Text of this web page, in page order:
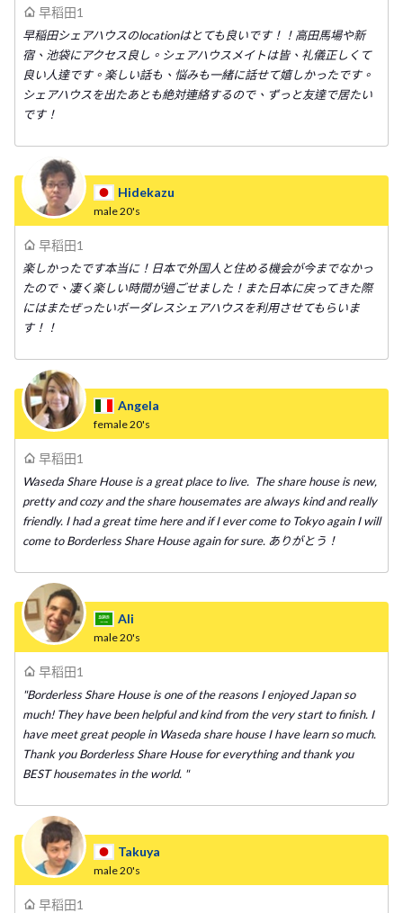
早稻田1
早稲田シェアハウスのlocationはとても良いです！！高田馬場や新
宿、池袋にアクセス良し。シェアハウスメイトは皆、礼儀正しくて
良い人達です。楽しい話も、悩みも一緒に話せて嬉しかったです。
シェアハウスを出たあとも絶対連絡するので、ずっと友達で居たい
です！
Hidekazu
male20's
早稻田1
楽しかったです本当に！日本で外国人と住める機会が今までなかっ
たので、凄く楽しい時間が過ごせました！また日本に戻ってきた際
にはまたぜったいボーダレスシェアハウスを利用させてもらいま
す！！
Angela
female20's
早稻田1
Waseda Share House is a great place to live. The share house is new,
pretty and cozy and the share housemates are always kind and really
friendly. I had a great time here and if I ever come to Tokyo again I will
come to Borderless Share House again for sure. ありがとう！
Ali
male20's
早稻田1
"Borderless Share House is one of the reasons I enjoyed Japan so
much! They have been helpful and kind from the very start to finish. I
have meet great people in Waseda share house I have learn so much.
Thank you Borderless Share House for everything and thank you
BEST housemates in the world. "
Takuya
male20's
早稻田1